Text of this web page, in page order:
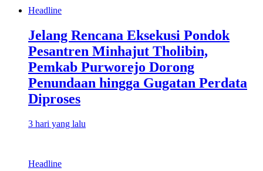
Headline
Jelang Rencana Eksekusi Pondok
Pesantren Minhajut Tholibin,
Pemkab Purworejo Dorong
Penundaan hingga Gugatan Perdata
Diproses
3 hari yang lalu
Headline